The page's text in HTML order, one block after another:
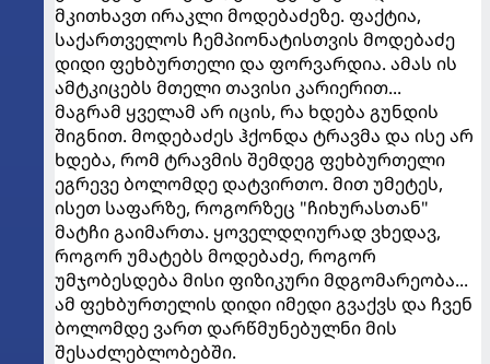
მკითხავთ ირაკლი მოდებაძეზე. ფაქტია,
საქართველოს ჩემპიონატისთვის მოდებაძე
დიდი ფეხბურთელი და ფორვარდია. ამას ის
ამტკიცებს მთელი თავისი კარიერით...
მაგრამ ყველამ არ იცის, რა ხდება გუნდის
შიგნით. მოდებაძეს ჰქონდა ტრავმა და ისე არ
ხდება, რომ ტრავმის შემდეგ ფეხბურთელი
ეგრევე ბოლომდე დატვირთო. მით უმეტეს,
ისეთ საფარზე, როგორზეც "ჩიხურასთან"
მატჩი გაიმართა. ყოველდღიურად ვხედავ,
როგორ უმატებს მოდებაძე, როგორ
უმჯობესდება მისი ფიზიკური მდგომარეობა...
ამ ფეხბურთელის დიდი იმედი გვაქვს და ჩვენ
ბოლომდე ვართ დარწმუნებულნი მის
შესაძლებლობებში.